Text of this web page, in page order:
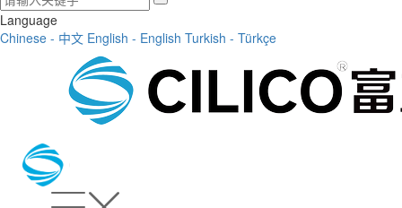
Language
Chinese - 中文 English - English Turkish - Türkçe